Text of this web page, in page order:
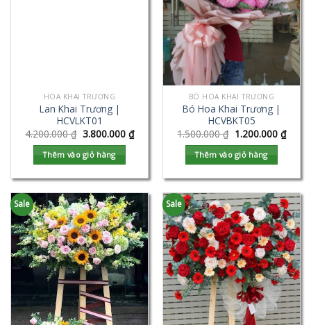
HOA KHAI TRƯƠNG
Lan Khai Trương |
HCVLKT01
4.200.000₫ 3.800.000 ₫
Thêm vào giỏ hàng
BÓ HOA KHAI TRƯƠNG
Bó Hoa Khai Trương |
HCVBKT05
1.500.000₫ 1.200.000 ₫
Thêm vào giỏ hàng
Sale Sale